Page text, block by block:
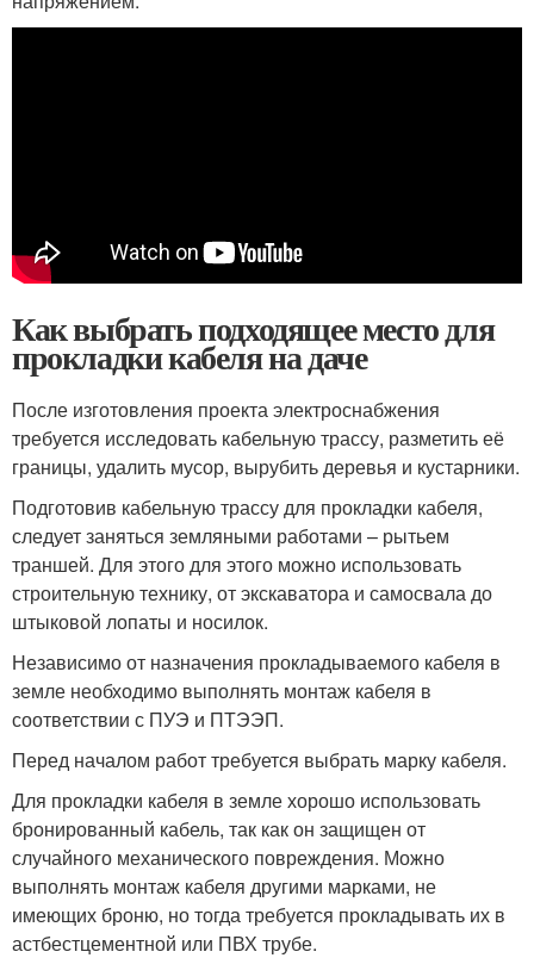
Как выбрать подходящее место для
прокладки кабеля на даче
После изготовления проекта электроснабжения
требуется исследовать кабельную трассу, разметить её
границы, удалить мусор, вырубить деревья и кустарники.
Подготовив кабельную трассу для прокладки кабеля,
следует заняться земляными работами – рытьем
траншей. Для этого для этого можно использовать
строительную технику, от экскаватора и самосвала до
штыковой лопаты и носилок.
Независимо от назначения прокладываемого кабеля в
земле необходимо выполнять монтаж кабеля в
соответствии с ПУЭ и ПТЭЭП.
Перед началом работ требуется выбрать марку кабеля.
Для прокладки кабеля в земле хорошо использовать
бронированный кабель, так как он защищен от
случайного механического повреждения. Можно
выполнять монтаж кабеля другими марками, не
имеющих броню, но тогда требуется прокладывать их в
астбестцементной или ПВХ трубе.